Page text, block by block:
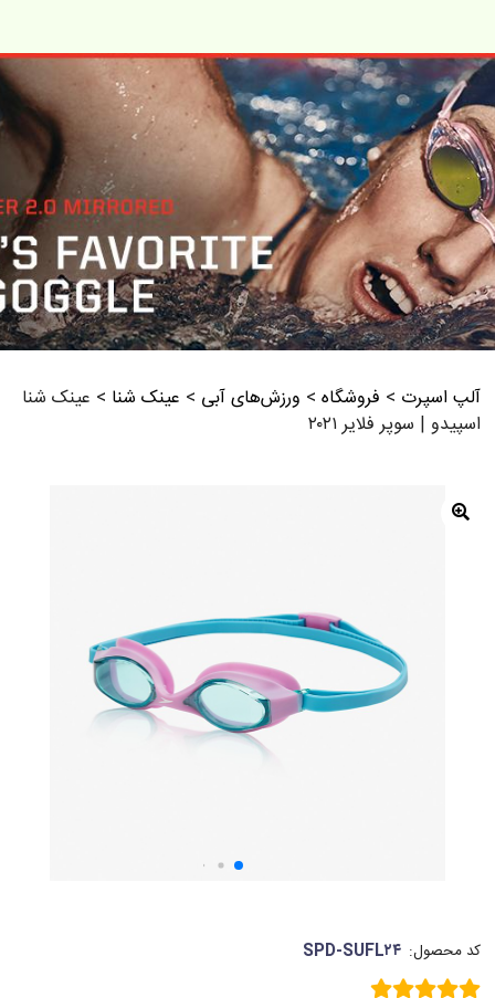
آلپ اسپرت > فروشگاه > ورزش‌های آبی > عینک شنا > عینک شنا
اسپیدو | سوپر فلایر ۲۰۲۱
کد محصول: SPD-SUFL۲۴